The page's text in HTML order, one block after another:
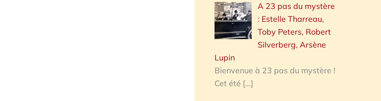
A 23 pas du mystère
: Estelle Tharreau,
Toby Peters, Robert
Silverberg, Arsène
Lupin
Bienvenue à 23 pas du mystère !
Cet été […]